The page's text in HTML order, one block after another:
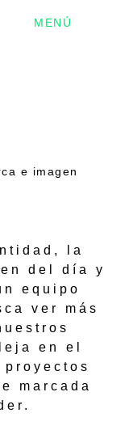
MENÚ
e imagen
, la
del día y
equipo
ver más
en el
proyectos
marcada